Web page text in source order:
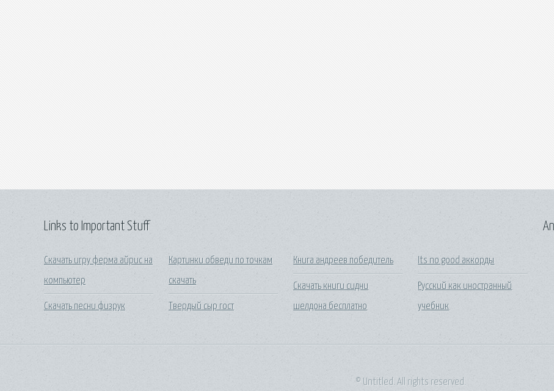
Links to Important Stuff
Скачать игру ферма айрис на
компьютер
Скачать песни физрук
Картинки обведи по точкам
скачать
Твердый сыр гост
Книга андреев победитель
Скачать книги сидни
шелдона бесплатно
Its no good аккорды
Русский как иностранный
учебник
© Untitled. All rights reserved.